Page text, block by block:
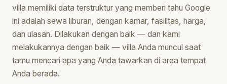
villa memiliki data terstruktur yang memberi tahu Google
ini adalah sewa liburan, dengan kamar, fasilitas, harga,
dan ulasan. Dilakukan dengan baik — dan kami
melakukannya dengan baik — villa Anda muncul saat
tamu mencari apa yang Anda tawarkan di area tempat
Anda berada.